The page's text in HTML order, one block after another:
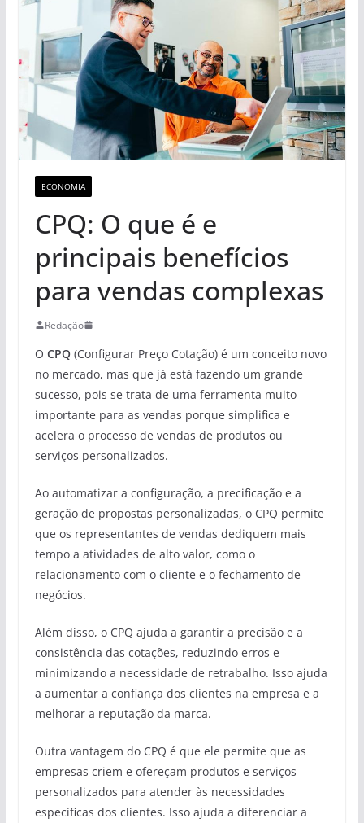
ECONOMIA
CPQ: O que é e
principais benefícios
para vendas complexas
Redação
O CPQ (Configurar Preço Cotação) é um conceito novo
no mercado, mas que já está fazendo um grande
sucesso, pois se trata de uma ferramenta muito
importante para as vendas porque simplifica e
acelera o processo de vendas de produtos ou
serviços personalizados.
Ao automatizar a configuração, a precificação e a
geração de propostas personalizadas, o CPQ permite
que os representantes de vendas dediquem mais
tempo a atividades de alto valor, como o
relacionamento com o cliente e o fechamento de
negócios.
Além disso, o CPQ ajuda a garantir a precisão e a
consistência das cotações, reduzindo erros e
minimizando a necessidade de retrabalho. Isso ajuda
a aumentar a confiança dos clientes na empresa e a
melhorar a reputação da marca.
Outra vantagem do CPQ é que ele permite que as
empresas criem e ofereçam produtos e serviços
personalizados para atender às necessidades
específicas dos clientes. Isso ajuda a diferenciar a